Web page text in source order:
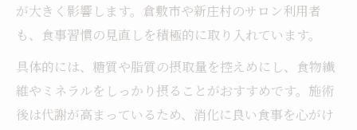
が大きく影響します。倉敷市や新庄村のサロン利用者
も、食事習慣の見直しを積極的に取り入れています。
具体的には、糖質や脂質の摂取量を控えめにし、食物繊
維やミネラルをしっかり摂ることがおすすめです。施術
後は代謝が高まっているため、消化に良い食事を心がけ